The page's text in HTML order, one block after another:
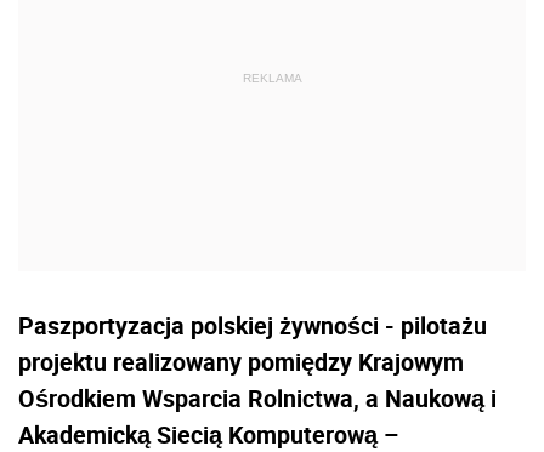
Paszportyzacja polskiej żywności - pilotażu
projektu realizowany pomiędzy Krajowym
Ośrodkiem Wsparcia Rolnictwa, a Naukową i
Akademicką Siecią Komputerową –